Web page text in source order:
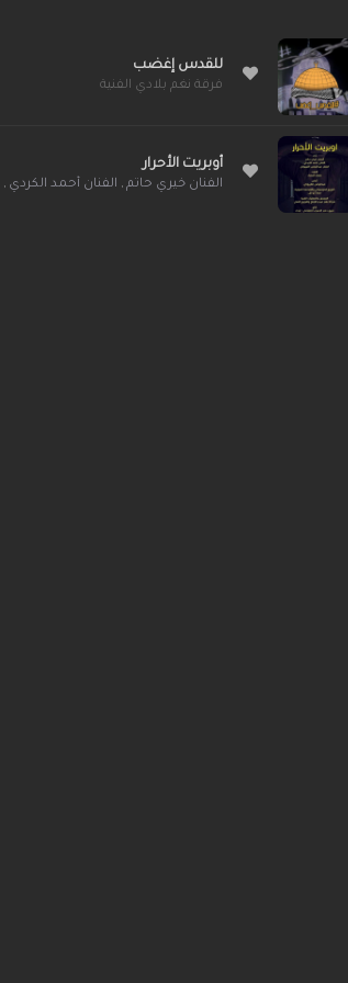
للقدس إغضب
فرقة نغم بلادي الفنية
أوبريت الأحرار
الفنان خيري حاتم , الفنان أحمد الكردي ,